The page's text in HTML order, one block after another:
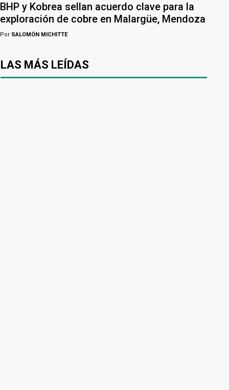
BHP y Kobrea sellan acuerdo clave para la
exploración de cobre en Malargüe, Mendoza
Por SALOMÓN MICHITTE
LAS MÁS LEÍDAS